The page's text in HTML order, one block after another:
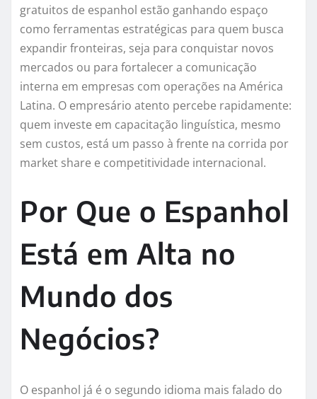
gratuitos de espanhol estão ganhando espaço
como ferramentas estratégicas para quem busca
expandir fronteiras, seja para conquistar novos
mercados ou para fortalecer a comunicação
interna em empresas com operações na América
Latina. O empresário atento percebe rapidamente:
quem investe em capacitação linguística, mesmo
sem custos, está um passo à frente na corrida por
market share e competitividade internacional.
Por Que o Espanhol
Está em Alta no
Mundo dos
Negócios?
O espanhol já é o segundo idioma mais falado do